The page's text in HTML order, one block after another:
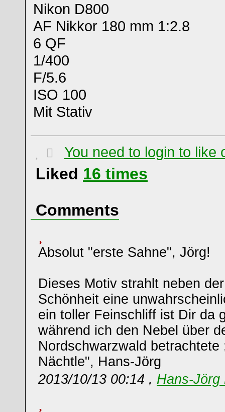
Nikon D800
AF Nikkor 180 mm 1:2.8
6 QF
1/400
F/5.6
ISO 100
Mit Stativ
You need to login to like
Liked 16 times
Comments
Absolut "erste Sahne", Jörg!
Dieses Motiv strahlt neben
Schönheit eine
ein toller Feinschliff ist Dir da
während ich den Nebel über
Nordschwarzwald
Nächtle", Hans-Jörg
2013/10/13 00:14 , Hans-Jörg